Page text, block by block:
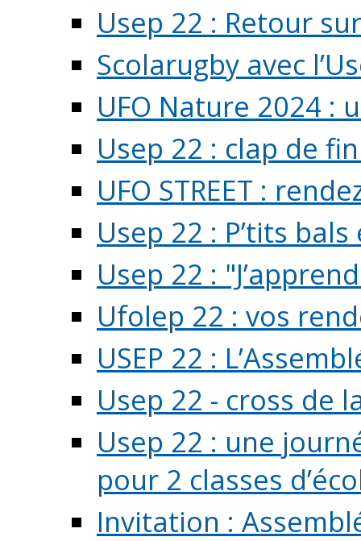
Usep 22 : Retour
Scolarugby avec
UFO Nature 2024 :
Usep 22 : clap de
UFO STREET :
Usep 22 : P’tits
Usep 22 :
Ufolep 22 : vos
USEP 22 :
Usep 22 - cross de
Usep 22 : une
pour 2 classes
Invitation :